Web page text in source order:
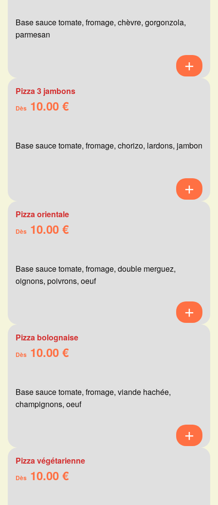
Base sauce tomate, fromage, chèvre, gorgonzola,
parmesan
Pizza 3 jambons
Dès 10.00 €
Base sauce tomate, fromage, chorizo, lardons, jambon
Pizza orientale
Dès 10.00 €
Base sauce tomate, fromage, double merguez,
oignons, poivrons, oeuf
Pizza bolognaise
Dès 10.00 €
Base sauce tomate, fromage, viande hachée,
champignons, oeuf
Pizza végétarienne
Dès 10.00 €